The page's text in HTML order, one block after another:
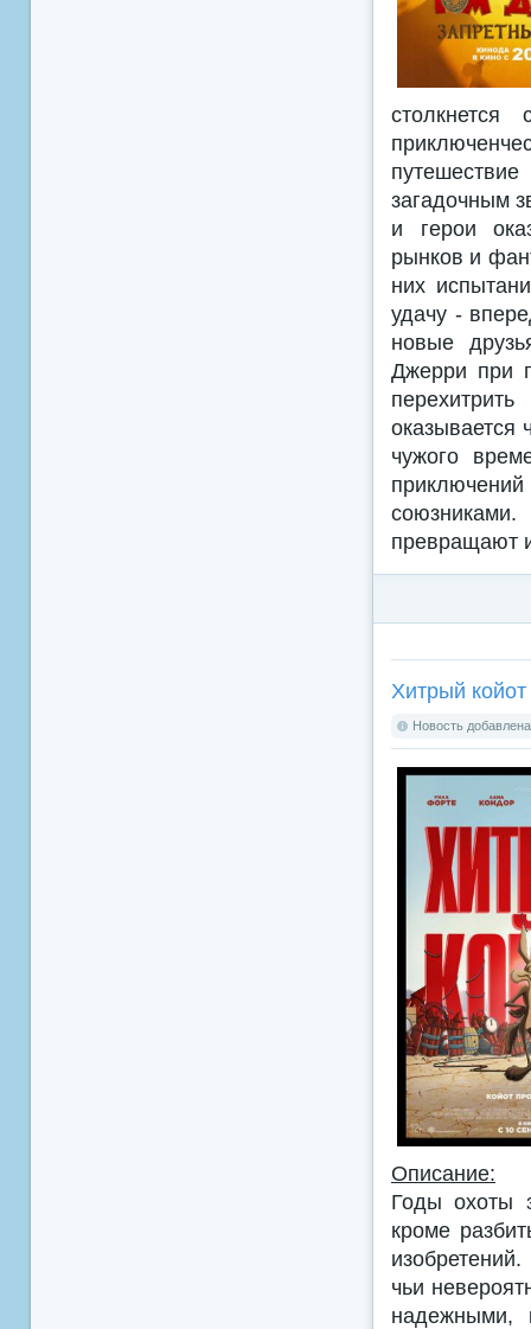
загадочным
и герои
рынков и
них
удачу -
новые
Джерри при
оказывается
чужого
превращают
Хитрый
Новость
Описание:
Годы охоты
кроме
чьи
надежными,